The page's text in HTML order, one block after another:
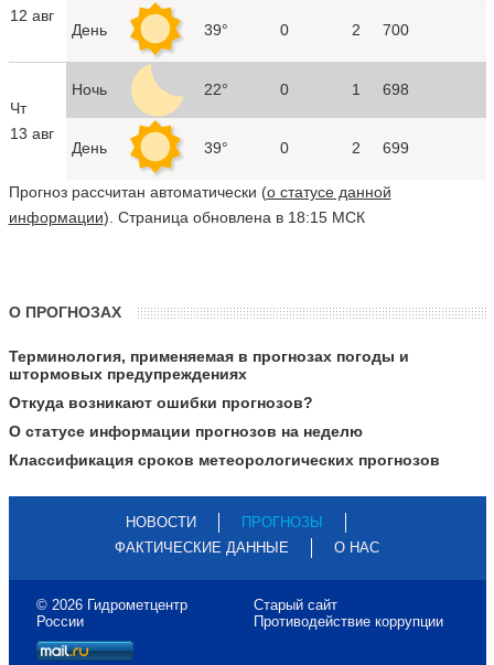
12 авг
День 39° 0 2 700
Чт
13 авг
Ночь 22° 0 1 698
День 39° 0 2 699
Прогноз рассчитан автоматически (о статусе данной
информации). Страница обновлена в 18:15 МСК
О ПРОГНОЗАХ
Терминология, применяемая в прогнозах погоды и
штормовых предупреждениях
Откуда возникают ошибки прогнозов?
О статусе информации прогнозов на неделю
Классификация сроков метеорологических прогнозов
НОВОСТИ
ПРОГНОЗЫ
ФАКТИЧЕСКИЕ ДАННЫЕ
О НАС
© 2026 Гидрометцентр
России
Старый сайт
Противодействие коррупции